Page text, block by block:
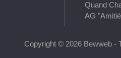
Quand
AG
Copyright © 2026 Bewweb -